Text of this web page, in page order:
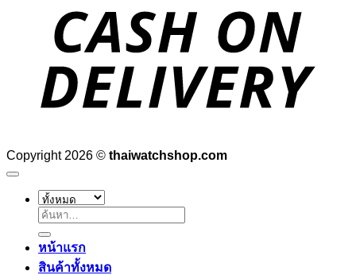
Copyright 2026 © thaiwatchshop.com
ค้นหา:
หน้าแรก
สินค้าทั้งหมด